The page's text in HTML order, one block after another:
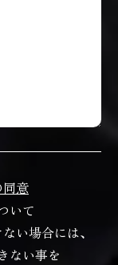
意
いて
い場合には、
ない事を